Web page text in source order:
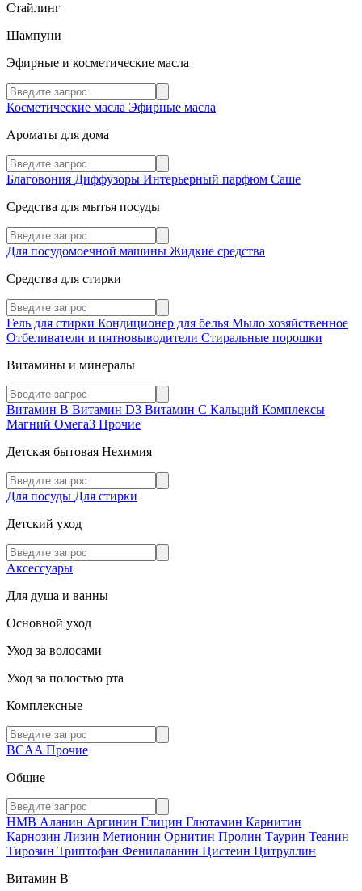
Стайлинг
Шампуни
Эфирные и косметические масла
Косметические масла Эфирные масла
Ароматы для дома
Благовония Диффузоры Интерьерный парфюм Саше
Средства для мытья посуды
Для посудомоечной машины Жидкие средства
Средства для стирки
Гель для стирки Кондиционер для белья Мыло хозяйственное
Отбеливатели и пятновыводители Стиральные порошки
Витамины и минералы
Витамин В Витамин D3 Витамин С Кальций Комплексы
Магний Омега3 Прочие
Детская бытовая Нехимия
Для посуды Для стирки
Детский уход
Аксессуары
Для душа и ванны
Основной уход
Уход за волосами
Уход за полостью рта
Комплексные
BCAA Прочие
Общие
HMB Аланин Аргинин Глицин Глютамин Карнитин
Карнозин Лизин Метионин Орнитин Пролин Таурин Теанин
Тирозин Триптофан Фенилаланин Цистеин Цитруллин
Витамин В